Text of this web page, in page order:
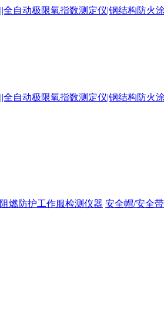
阻燃防护工作服检测仪器 安全帽/安全